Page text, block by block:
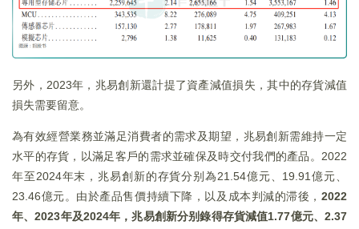
另外，2023年，兆易創新還計提了資產減值損失，其中的存貨減值
損失需要留意。
為有效經營業務並滿足消費者的需求及期望，兆易創新需維持一定
水平的存貨，以滿足客戶的需求並確保及時交付我們的產品。2022
年至2024年末，兆易創新的存貨分别為21.54億元、19.91億元、
23.46億元。由於產品售價持續下降，以及成本判減的滞後， 2022
年、2023年及2024年，兆易創新分别錄得存貨減值1.77億元、2.37